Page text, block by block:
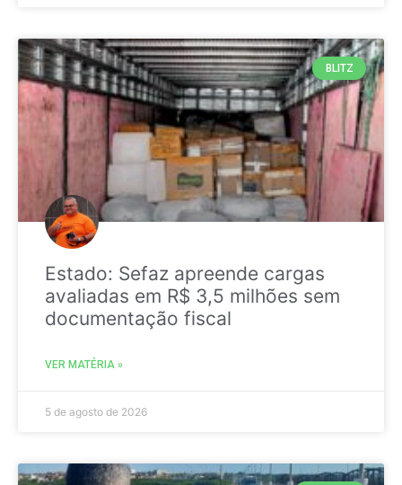
BLITZ
Estado: Sefaz apreende cargas
avaliadas em R$ 3,5 milhões sem
documentação fiscal
VER MATÉRIA »
5 de agosto de 2026